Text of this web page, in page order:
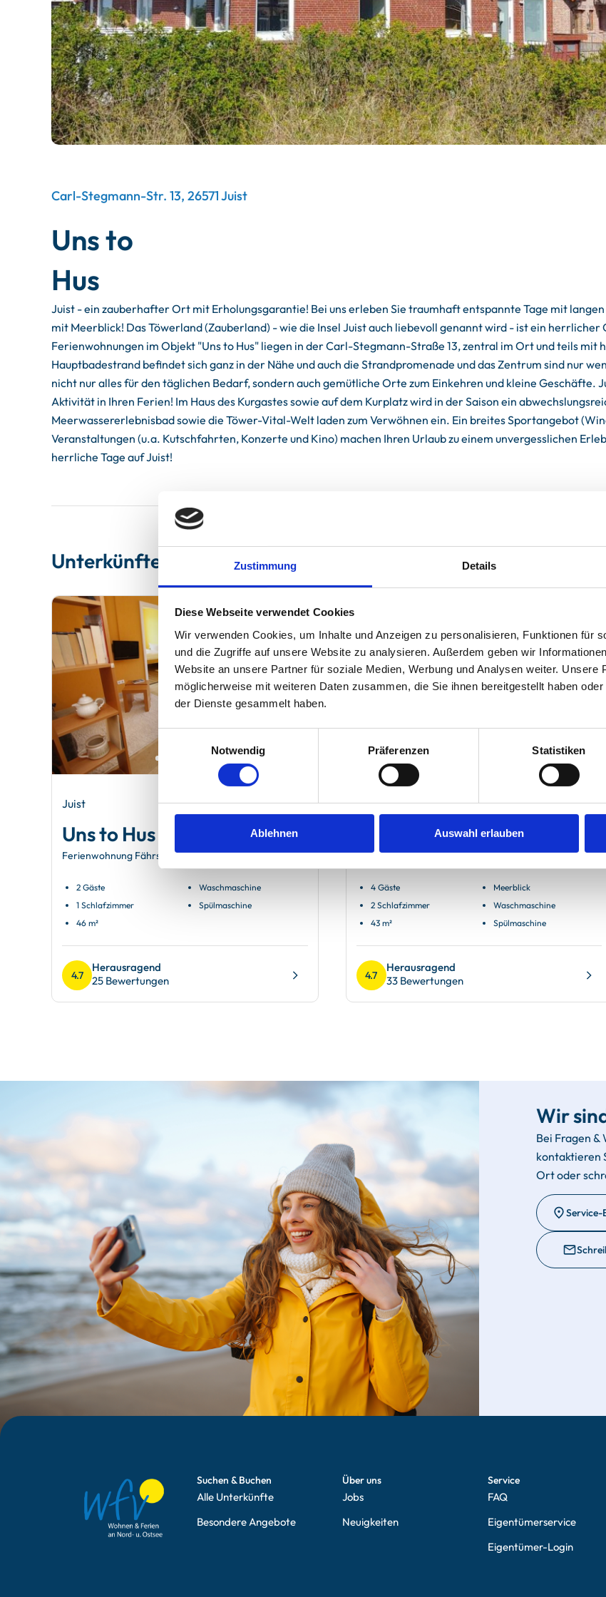
Zustimmung Details
Diese Webseite verwendet Cookies
Wir verwenden Cookies, um Inhalte und Anzeigen zu personalisieren, Funktionen für
und die Zugriffe auf unsere Website zu analysieren. Außerdem geben wir
Website an unsere Partner für soziale Medien, Werbung und Analysen weiter. Unsere
möglicherweise mit weiteren Daten zusammen, die Sie ihnen bereitgestellt haben
der Dienste gesammelt haben.
Einwilligungsauswahl
Notwendig
Präferenzen Statistiken
Ablehnen Auswahl erlauben
Carl-Stegmann-Str. 13, 26571 Juist
Uns to
Hus
Juist - ein zauberhafter Ort mit Erholungsgarantie! Bei uns erleben Sie traumhaft entspannte Tage mit
mit Meerblick! Das Töwerland (Zauberland) - wie die Insel Juist auch liebevoll genannt wird - ist ein
Ferienwohnungen im Objekt "Uns to Hus" liegen in der Carl-Stegmann-Straße 13, zentral im Ort und teils mit
Hauptbadestrand befindet sich ganz in der Nähe und auch die Strandpromenade und das Zentrum sind nur
nicht nur alles für den täglichen Bedarf, sondern auch gemütliche Orte zum Einkehren und kleine Geschäfte.
Aktivität in Ihren Ferien! Im Haus des Kurgastes sowie auf dem Kurplatz wird in der Saison ein
Meerwassererlebnisbad sowie die Töwer-Vital-Welt laden zum Verwöhnen ein. Ein breites Sportangebot
Veranstaltungen (u.a. Kutschfahrten, Konzerte und Kino) machen Ihren Urlaub zu einem unvergesslichen
herrliche Tage auf Juist!
Unterkünfte
Juist
Uns to Hus
Ferienwohnung Fährship
2 Gäste
1 Schlafzimmer
46 m²
Waschmaschine
Spülmaschine
4.7
Herausragend
25 Bewertungen
Juist
Uns to Hus
Ferienwohnung Sünnupgang
4 Gäste
2 Schlafzimmer
43 m²
Meerblick
Waschmaschine
Spülmaschine
4.7
Herausragend
33 Bewertungen
Wir
Bei Fragen &
kontaktieren
Ort oder
Service-
Suchen & Buchen
Alle Unterkünfte
Besondere Angebote
Über uns
Jobs
Neuigkeiten
Service
FAQ
Eigentümerservice
Eigentümer-Login